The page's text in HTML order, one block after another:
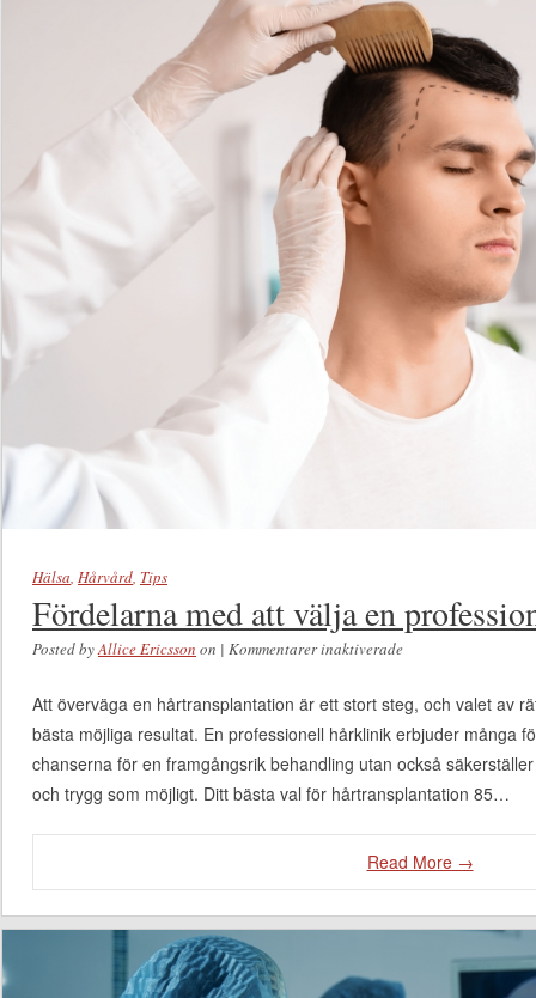
Hälsa, Hårvård, Tips
Fördelarna med att välja en
Posted byAllice Ericsson on | Kommentarer inaktiverade
professionell
hårklinik
Att överväga en hårtransplantation är ett stort steg, och valet av
bästa möjliga resultat. En professionell hårklinik erbjuder många
chanserna för en framgångsrik behandling utan också
och trygg som möjligt. Ditt bästa val för hårtransplantation 85…
Read More →